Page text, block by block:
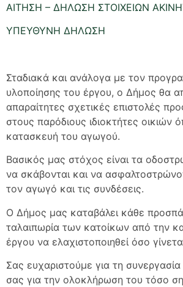
ΑΙΤΗΣΗ – ΔΗΛΩΣΗ ΣΤΟΙΧΕΙΩΝ
ΥΠΕΥΘΥΝΗ ΔΗΛΩΣΗ
Σταδιακά και ανάλογα με τον
υλοποίησης του έργου, ο Δήμος θα
απαραίτητες σχετικές επιστολές
στους παρόδιους ιδιοκτήτες οικιών
κατασκευή του αγωγού.
Βασικός μας στόχος είναι τα
να σκάβονται και να
τον αγωγό και τις συνδέσεις.
Ο Δήμος μας καταβάλει κάθε
ταλαιπωρία των κατοίκων από την
έργου να ελαχιστοποιηθεί όσο
Σας ευχαριστούμε για τη
σας για την ολοκλήρωση του τόσο